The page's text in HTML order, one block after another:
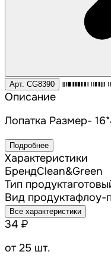
Арт. CG8390
Описание
Лопатка Размер-
Подробнее
Характеристики
БрендClean&Green
Тип продукта
Вид продуктафлоу-
Все характеристики
34 ₽
от 25 шт.